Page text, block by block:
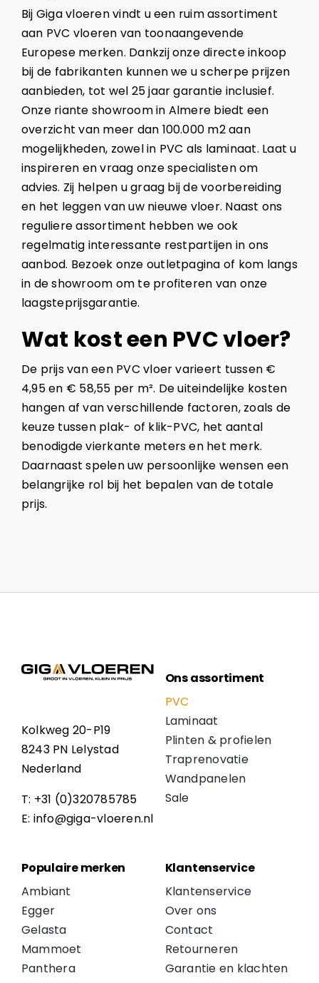
Bij Giga vloeren vindt u een ruim assortiment
aan PVC vloeren van toonaangevende
Europese merken. Dankzij onze directe inkoop
bij de fabrikanten kunnen we u scherpe prijzen
aanbieden, tot wel 25 jaar garantie inclusief.
Onze riante showroom in Almere biedt een
overzicht van meer dan 100.000 m2 aan
mogelijkheden, zowel in PVC als laminaat. Laat u
inspireren en vraag onze specialisten om
advies. Zij helpen u graag bij de voorbereiding
en het leggen van uw nieuwe vloer. Naast ons
reguliere assortiment hebben we ook
regelmatig interessante restpartijen in ons
aanbod. Bezoek onze outletpagina of kom langs
in de showroom om te profiteren van onze
laagsteprijsgarantie.
Wat kost een PVC vloer?
De prijs van een PVC vloer varieert tussen €
4,95 en € 58,55 per m². De uiteindelijke kosten
hangen af van verschillende factoren, zoals de
keuze tussen plak- of klik-PVC, het aantal
benodigde vierkante meters en het merk.
Daarnaast spelen uw persoonlijke wensen een
belangrijke rol bij het bepalen van de totale
prijs.
Kolkweg 20-P19
8243 PN Lelystad
Nederland
T: +31 (0)320785785
E: info@giga-vloeren.nl
Ons assortiment
PVC
Laminaat
Plinten & profielen
Traprenovatie
Wandpanelen
Sale
Populaire merken
Ambiant
Egger
Gelasta
Mammoet
Panthera
Klantenservice
Klantenservice
Over ons
Contact
Retourneren
Garantie en klachten